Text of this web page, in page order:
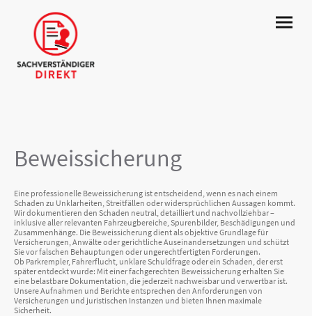
Beweissicherung
Eine professionelle Beweissicherung ist entscheidend, wenn es nach einem
Schaden zu Unklarheiten, Streitfällen oder widersprüchlichen Aussagen kommt.
Wir dokumentieren den Schaden neutral, detailliert und nachvollziehbar –
inklusive aller relevanten Fahrzeugbereiche, Spurenbilder, Beschädigungen und
Zusammenhänge. Die Beweissicherung dient als objektive Grundlage für
Versicherungen, Anwälte oder gerichtliche Auseinandersetzungen und schützt
Sie vor falschen Behauptungen oder ungerechtfertigten Forderungen.
Ob Parkrempler, Fahrerflucht, unklare Schuldfrage oder ein Schaden, der erst
später entdeckt wurde: Mit einer fachgerechten Beweissicherung erhalten Sie
eine belastbare Dokumentation, die jederzeit nachweisbar und verwertbar ist.
Unsere Aufnahmen und Berichte entsprechen den Anforderungen von
Versicherungen und juristischen Instanzen und bieten Ihnen maximale
Sicherheit.